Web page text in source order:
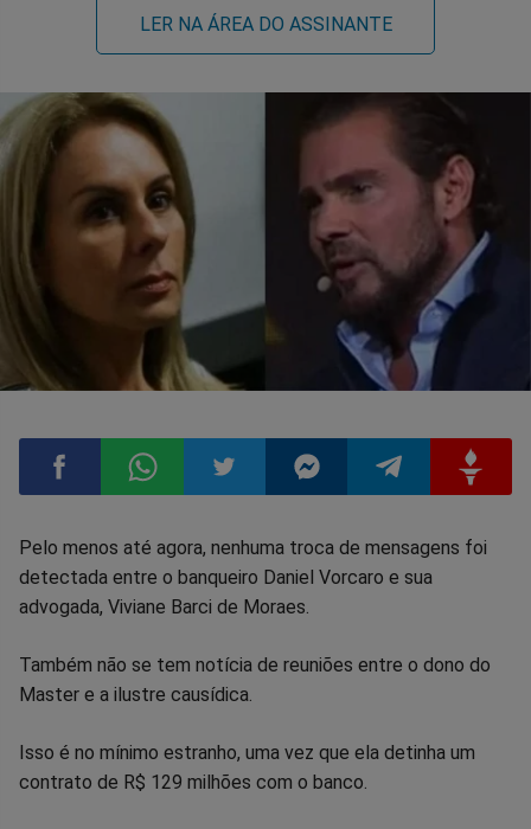
LER NA ÁREA DO ASSINANTE
Compartilhar
no
Facebook
Compartilhar
no
Whatsapp
Compartilhar
no
Twitter
Compartilhar
no
Messenger
Compartilhar
TelegramGettr
Pelo menos até agora, nenhuma troca de mensagens foi
detectada entre o banqueiro Daniel Vorcaro e sua
advogada, Viviane Barci de Moraes.
Também não se tem notícia de reuniões entre o dono do
Master e a ilustre causídica.
Isso é no mínimo estranho, uma vez que ela detinha um
contrato de R$ 129 milhões com o banco.